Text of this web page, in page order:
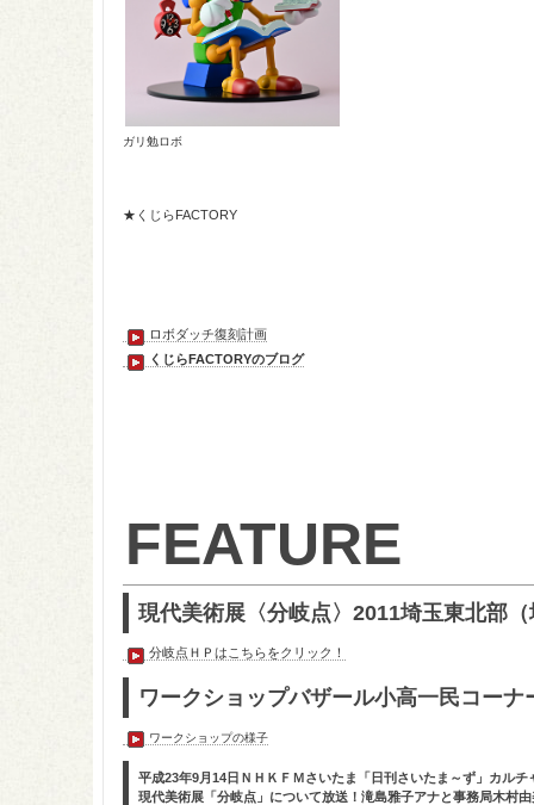
ガリ勉ロボ
★くじらFACTORY
ロボダッチ復刻計画
くじらFACTORYのブログ
FEATURE
現代美術展〈分岐点〉2011埼玉東北部
分岐点ＨＰはこちらをクリック！
ワークショップバザール小高一民コーナ
ワークショップの様子
平成23年9月14日ＮＨＫＦＭさいたま「日刊さいたま～ず」カルチ
現代美術展「分岐点」について放送！滝島雅子アナと事務局木村